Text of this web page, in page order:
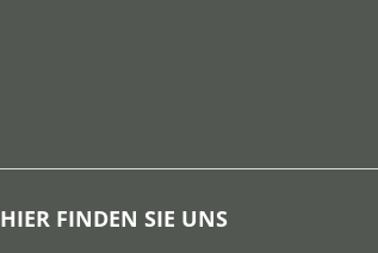
HIER FINDEN SIE UNS